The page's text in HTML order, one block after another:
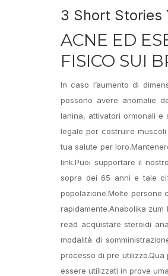
3 Short Stories
ACNE ED
FISICO SUI
In caso l’aumento di
possono avere anomalie
lanina, attivatori ormonali e
legale per costruire
tua salute per
link.Puoi supportare il
sopra dei 65 anni e tale
popolazione.Molte persone
rapidamente.Anabolika
read acquistare steroidi
modalità di
processo di pre
essere utilizzati in prove